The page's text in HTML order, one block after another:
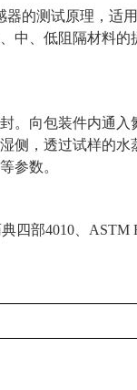
器的测试原理，适
中、低阻隔材料
。向包装件内通
侧，透过试样的
参数。
四部4010、 ASTM